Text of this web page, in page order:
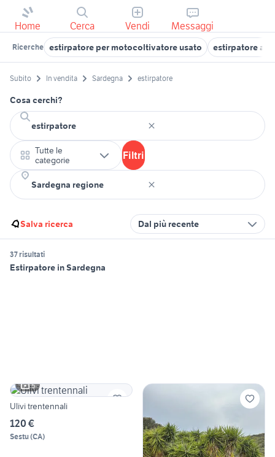
Home Cerca Vendi Messaggi
Ricerche estirpatore per motocoltivatore usato estirpatore a
Subito In vendita Sardegna estirpatore
Cosa cerchi?
Tutte le
categorie
Filtri
Salva ricerca Dal più recente
37 risultati
Estirpatore in Sardegna
5
Ulivi trentennali
120 €
Sestu(CA)